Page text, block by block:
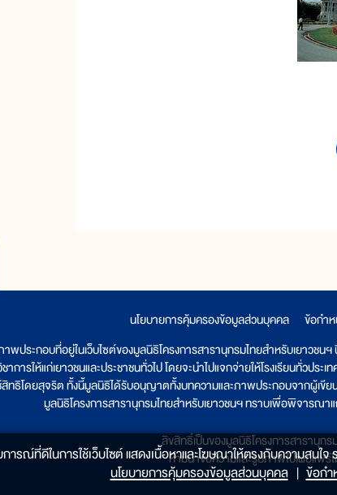
นโยบายการคุ้มครองข้อมูลส่วนบุคคล
ข้อกำ
พประกอบที่อยู่ในเว็บไซต์ของมูลนิธิโครงการสารานุกรมไทยสำหรับเยาวช
าการให้แก่เยาวชนและประชาชนทั่วไป โดยจะนำไปแจกจ่ายให้โรงเรียนทั่ว
สิทธิโดยสุจริต ทั้งนี้มูลนิธิได้รับอนุญาตทั้งบทความและภาพประกอบจากผู้เขีย
มูลนิธิโครงการสารานุกรมไทยสำหรับเยาวชนฯ ทราบเพื่อพิจารณ
ลิขสิทธิ์เป็นของมูลนิธิโครงการสารานุกร
ห้ามนำข้อความและรูปภาพไปเผยแพ
ารณ์ที่ดีในการใช้เว็บไซต์ แสดงเนื้อหาและโฆษณาให้ตรงกับความสนใจ
นโยบายการคุ้มครองข้อมูลส่วนบุคคล | ข้อกำ